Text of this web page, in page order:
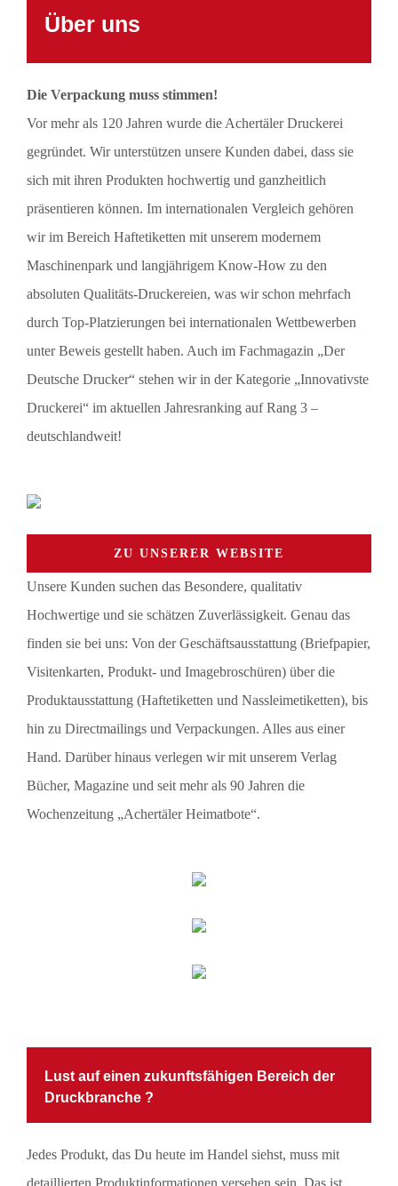
Über uns
Die Verpackung muss stimmen!
Vor mehr als 120 Jahren wurde die Achertäler Druckerei
gegründet. Wir unterstützen unsere Kunden dabei, dass sie
sich mit ihren Produkten hochwertig und ganzheitlich
präsentieren können. Im internationalen Vergleich gehören
wir im Bereich Haftetiketten mit unserem modernem
Maschinenpark und langjährigem Know-How zu den
absoluten Qualitäts-Druckereien, was wir schon mehrfach
durch Top-Platzierungen bei internationalen Wettbewerben
unter Beweis gestellt haben. Auch im Fachmagazin „Der
Deutsche Drucker“ stehen wir in der Kategorie „Innovativste
Druckerei“ im aktuellen Jahresranking auf Rang 3 –
deutschlandweit!
ZU UNSERER WEBSITE
Unsere Kunden suchen das Besondere, qualitativ
Hochwertige und sie schätzen Zuverlässigkeit. Genau das
finden sie bei uns: Von der Geschäftsausstattung (Briefpapier,
Visitenkarten, Produkt- und Imagebroschüren) über die
Produktausstattung (Haftetiketten und Nassleimetiketten), bis
hin zu Directmailings und Verpackungen. Alles aus einer
Hand. Darüber hinaus verlegen wir mit unserem Verlag
Bücher, Magazine und seit mehr als 90 Jahren die
Wochenzeitung „Achertäler Heimatbote“.
Lust auf einen zukunftsfähigen Bereich der
Druckbranche ?
Jedes Produkt, das Du heute im Handel siehst, muss mit
detaillierten Produktinformationen versehen sein. Das ist